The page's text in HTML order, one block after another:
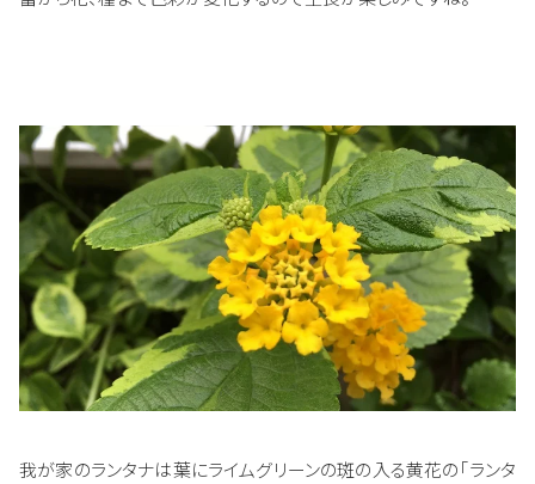
我が家のランタナは葉にライムグリーンの斑の入る黄花の「ランタ